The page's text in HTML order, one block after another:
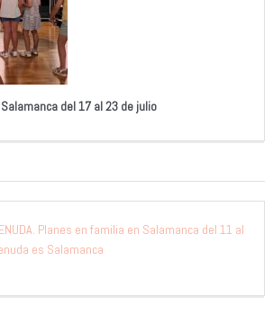
del 17 al 23 de julio
Planes en familia en Salamanca del 11 al
es Salamanca